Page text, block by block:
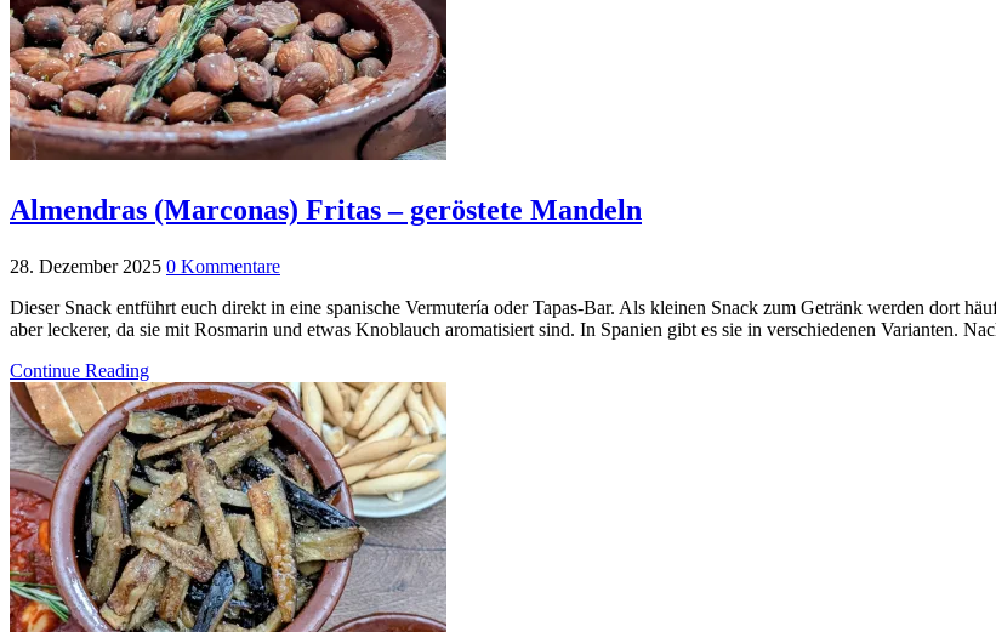
Almendras (Marconas) Fritas – geröstete Mandeln
28. Dezember 2025 0 Kommentare
Dieser Snack entführt euch direkt in eine spanische Vermutería oder Tapas-Bar. Als kleinen Snack zum Getränk werden dort
aber leckerer, da sie mit Rosmarin und etwas Knoblauch aromatisiert sind. In Spanien gibt es sie in verschiedenen Varianten.
Continue Reading